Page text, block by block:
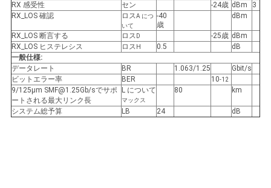
バ
シ
ー
ポ
リ
RX 感受性
セン -24歳 dBm
3
RX_LOS 確認
ロスA につ
いて
-40
歳
dBm
RX_LOS 断言する ロス D -25歳 dBm
RX_LOS ヒステレシス
ロス H 0.5
dB
一般仕様:
データレート
BR 1.063/1.25
Gbit/s
ビットエラー率
BER 10-12
9/125μm SMF@1.25Gb/sでサポ
ートされる最大リンク長
L について
マックス
80 km
システム総予算 LB 24 dB